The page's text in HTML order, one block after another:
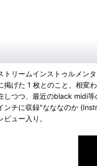
トリームインストゥルメン
掲げた 1 枚とのこと、相
しつつ、最近のblack midi
ンチに収録"なななのか
ュー入り。